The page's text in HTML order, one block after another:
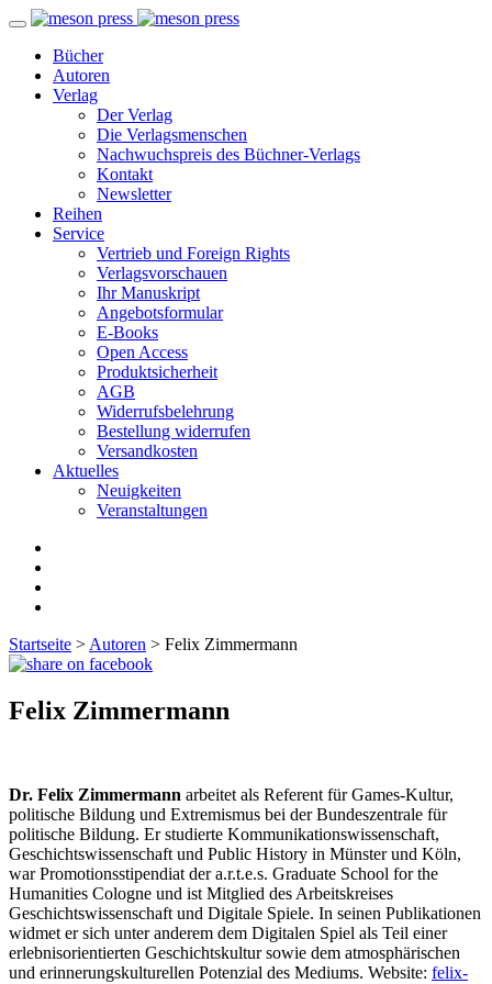
Bücher
Autoren
Verlag
Der Verlag
Die Verlagsmenschen
Nachwuchspreis des Büchner-Verlags
Kontakt
Newsletter
Reihen
Service
Vertrieb und Foreign Rights
Verlagsvorschauen
Ihr Manuskript
Angebotsformular
E-Books
Open Access
Produktsicherheit
AGB
Widerrufsbelehrung
Bestellung widerrufen
Versandkosten
Aktuelles
Neuigkeiten
Veranstaltungen
Startseite > Autoren > Felix Zimmermann
Felix Zimmermann
Dr. Felix Zimmermann arbeitet als Referent für Games-Kultur,
politische Bildung und Extremismus bei der Bundeszentrale für
politische Bildung. Er studierte Kommunikationswissenschaft,
Geschichtswissenschaft und Public History in Münster und Köln,
war Promotionsstipendiat der a.r.t.e.s. Graduate School for the
Humanities Cologne und ist Mitglied des Arbeitskreises
Geschichtswissenschaft und Digitale Spiele. In seinen Publikationen
widmet er sich unter anderem dem Digitalen Spiel als Teil einer
erlebnisorientierten Geschichtskultur sowie dem atmosphärischen
und erinnerungskulturellen Potenzial des Mediums. Website: felix-